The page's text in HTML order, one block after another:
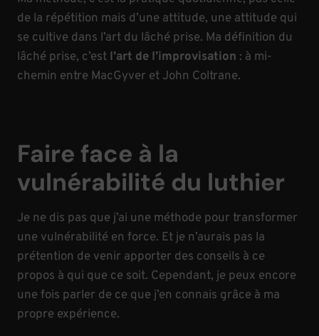
de la répétition mais d’une attitude, une attitude qui
se cultive dans l’art du lâché prise. Ma définition du
lâché prise, c’est l’art de l’improvisation : à mi-
chemin entre MacGyver et John Coltrane.
Faire face à la
vulnérabilité du luthier
Je ne dis pas que j’ai une méthode pour transformer
une vulnérabilité en force. Et je n’aurais pas la
prétention de venir apporter des conseils à ce
propos à qui que ce soit. Cependant, je peux encore
une fois parler de ce que j’en connais grâce à ma
propre expérience.